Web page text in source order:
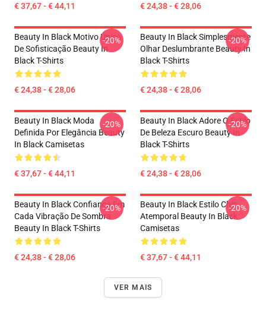
€ 37,67 - € 44,11 € 24,38 - € 28,06
Beauty In Black Motivo Único
De Sofisticação Beauty In
Black T-Shirts
€ 24,38 - € 28,06
-20%
Beauty In Black Simplesmente
Olhar Deslumbrante Beauty In
Black T-Shirts
€ 24,38 - € 28,06
-20%
Beauty In Black Moda
Definida Por Elegância Beauty
In Black Camisetas
€ 37,67 - € 44,11
-20%
Beauty In Black Adore O Estilo
De Beleza Escuro Beauty In
Black T-Shirts
€ 24,38 - € 28,06
-20%
Beauty In Black Confiança Em
Cada Vibração De Sombra
Beauty In Black T-Shirts
€ 24,38 - € 28,06
-20%
Beauty In Black Estilo Chic
Atemporal Beauty In Black
Camisetas
€ 37,67 - € 44,11
-20%
VER MAIS